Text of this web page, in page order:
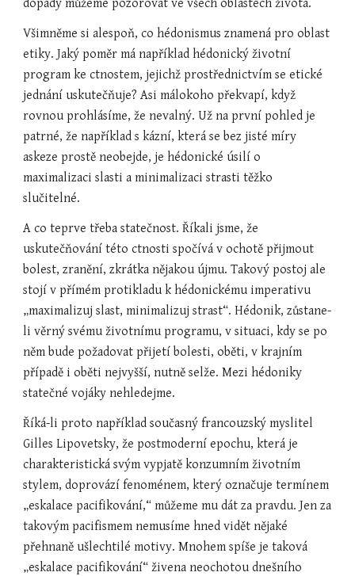
dopady můžeme pozorovat ve všech oblastech života.
Všimněme si alespoň, co hédonismus znamená pro oblast
etiky. Jaký poměr má například hédonický životní
program ke ctnostem, jejichž prostřednictvím se etické
jednání uskutečňuje? Asi málokoho překvapí, když
rovnou prohlásíme, že nevalný. Už na první pohled je
patrné, že například s kázní, která se bez jisté míry
askeze prostě neobejde, je hédonické úsilí o
maximalizaci slasti a minimalizaci strasti těžko
slučitelné.
A co teprve třeba statečnost. Říkali jsme, že
uskutečňování této ctnosti spočívá v ochotě přijmout
bolest, zranění, zkrátka nějakou újmu. Takový postoj ale
stojí v přímém protikladu k hédonickému imperativu
„maximalizuj slast, minimalizuj strast“. Hédonik, zůstane-
li věrný svému životnímu programu, v situaci, kdy se po
něm bude požadovat přijetí bolesti, oběti, v krajním
případě i oběti nejvyšší, nutně selže. Mezi hédoniky
statečné vojáky nehledejme.
Říká-li proto například současný francouzský myslitel
Gilles Lipovetsky, že postmoderní epochu, která je
charakteristická svým vypjatě konzumním životním
stylem, doprovází fenoménem, který označuje termínem
„eskalace pacifikování,“ můžeme mu dát za pravdu. Jen za
takovým pacifismem nemusíme hned vidět nějaké
přehnaně ušlechtilé motivy. Mnohem spíše je taková
„eskalace pacifikování“ živena neochotou dnešního